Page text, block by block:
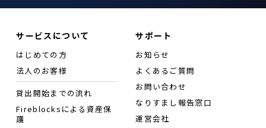
サービスについて
はじめての方
法人のお客様
貸出開始までの流れ
Fireblocksによる資産保
護
サポート
お知らせ
よくあるご質問
お問い合わせ
なりすまし報告窓口
運営会社